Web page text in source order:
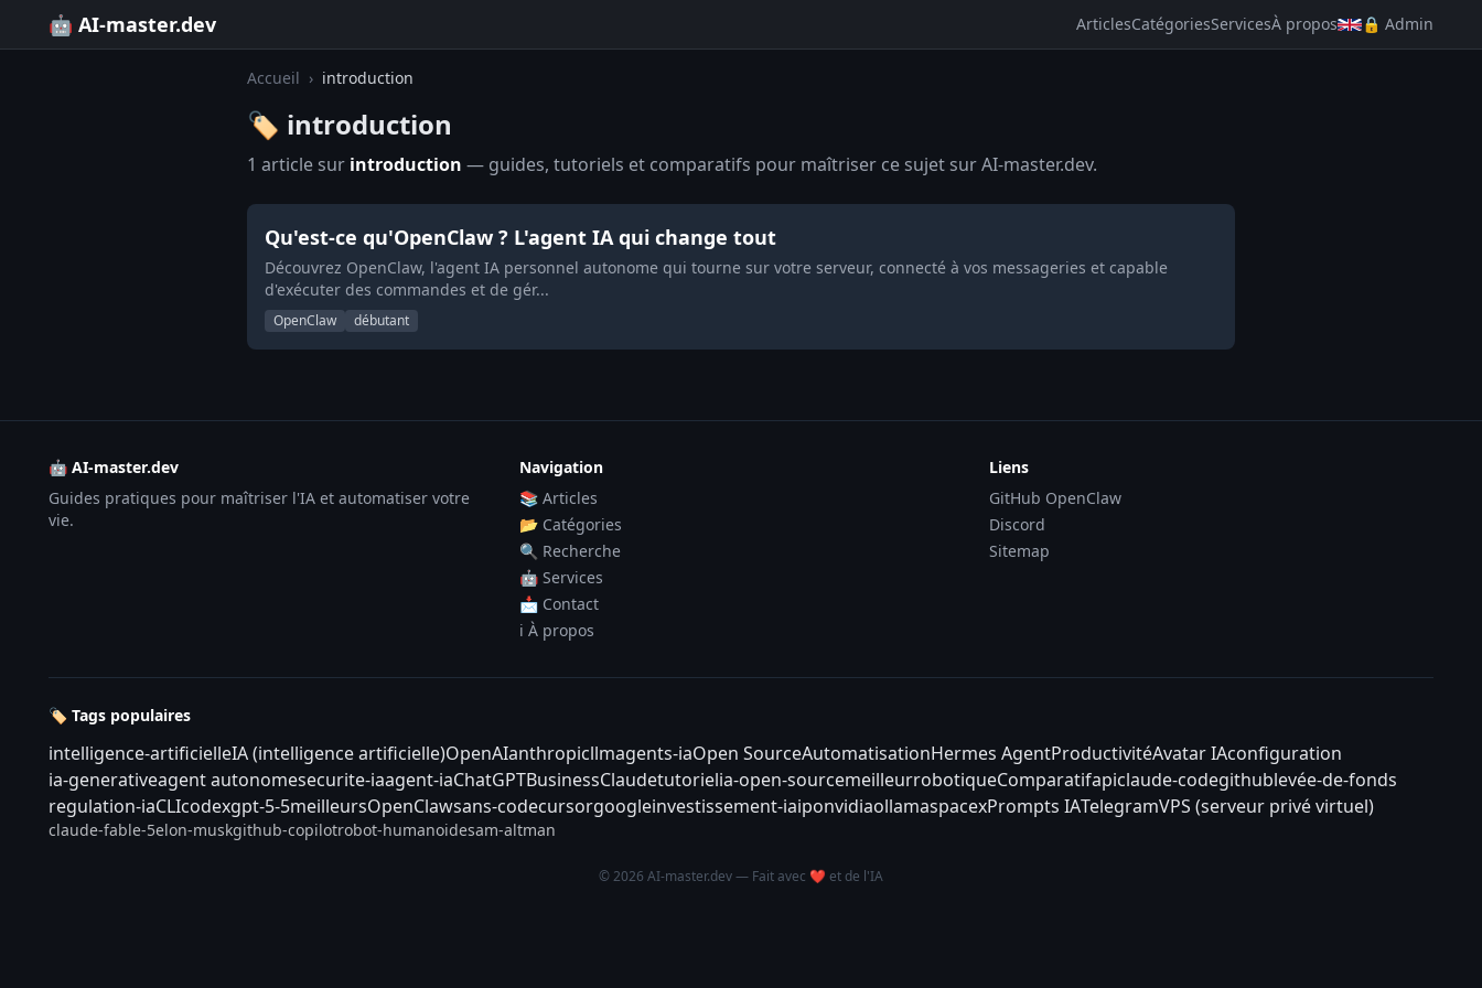
🤖 AI-master.dev ArticlesCatégoriesServicesÀ propos 🔒 Admin
Accueil › introduction
🏷️ introduction
1 article sur introduction — guides, tutoriels et comparatifs pour maîtriser ce sujet sur AI-master.dev.
Qu'est-ce qu'OpenClaw ? L'agent IA qui change tout
Découvrez OpenClaw, l'agent IA personnel autonome qui tourne sur votre serveur, connecté à vos messageries et capable
d'exécuter des commandes et de gér...
OpenClaw débutant
🤖 AI-master.dev
Guides pratiques pour maîtriser l'IA et automatiser votre
vie.
Navigation
📚 Articles
📂 Catégories
🔍 Recherche
🤖 Services
📩 Contact
ℹ️ À propos
Liens
GitHub OpenClaw
Discord
Sitemap
🏷️ Tags populaires
intelligence-artificielleIA (intelligence artificielle)OpenAIanthropicllmagents-iaOpen SourceAutomatisationHermes AgentProductivitéAvatar IAconfiguration
ia-generativeagent autonomesecurite-iaagent-iaChatGPTBusinessClaudetutorielia-open-sourcemeilleurrobotiqueComparatifapiclaude-codegithublevée-de-fonds
regulation-iaCLIcodexgpt-5-5meilleursOpenClawsans-codecursorgoogleinvestissement-iaiponvidiaollamaspacexPrompts IATelegramVPS (serveur privé virtuel)
claude-fable-5elon-muskgithub-copilotrobot-humanoidesam-altman
© 2026 AI-master.dev — Fait avec ❤️ et de l'IA